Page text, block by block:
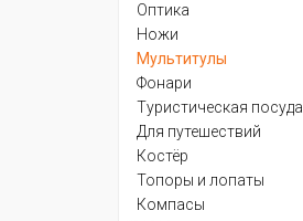
Оптика
Ножи
Мультитулы
Фонари
Туристическая посуда
Для путешествий
Костёр
Топоры и лопаты
Компасы